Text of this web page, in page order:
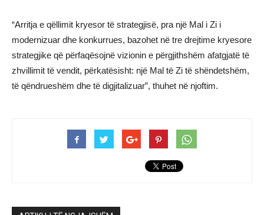
“Arritja e qëllimit kryesor të strategjisë, pra një Mal i Zi i
modernizuar dhe konkurrues, bazohet në tre drejtime kryesore
strategjike që përfaqësojnë vizionin e përgjithshëm afatgjatë të
zhvillimit të vendit, përkatësisht: një Mal të Zi të shëndetshëm,
të qëndrueshëm dhe të digjitalizuar”, thuhet në njoftim.